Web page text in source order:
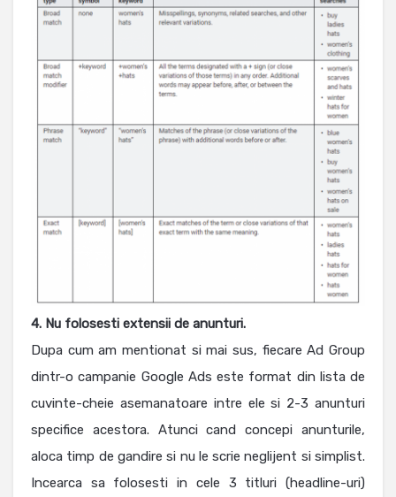
4. Nu folosesti extensii de anunturi.
Dupa cum am mentionat si mai sus, fiecare Ad Group
dintr-o campanie Google Ads este format din lista de
cuvinte-cheie asemanatoare intre ele si 2-3 anunturi
specifice acestora. Atunci cand concepi anunturile,
aloca timp de gandire si nu le scrie neglijent si simplist.
Incearca sa folosesti in cele 3 titluri (headline-uri)